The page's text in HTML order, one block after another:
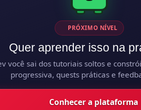
PRÓXIMO NÍVEL
Quer aprender isso na
você sai dos tutoriais soltos e
progressiva, quests práticas e
Conhecer a plataforma